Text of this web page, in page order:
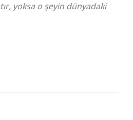
yoksa o şeyin dünyadaki